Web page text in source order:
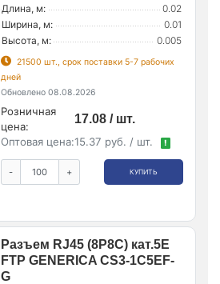
Длина, м:
0.02
Ширина, м:
0.01
Высота, м:
0.005
21500 шт., срок поставки 5-7 рабочих
дней
Обновлено 08.08.2026
Розничная
цена:
17.08 / шт.
Оптовая цена:15.37 руб. / шт. !
- + КУПИТЬ
Разъем RJ45 (8P8C) кат.5E
FTP GENERICA CS3-1C5EF-
G